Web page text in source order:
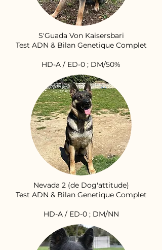
S'Guada Von Kaisersbari
Test ADN & Bilan Genetique Complet
HD-A / ED-0 ; DM/50%
Nevada 2 (de Dog'attitude)
Test ADN & Bilan Genetique Complet
HD-A / ED-0 ; DM/NN